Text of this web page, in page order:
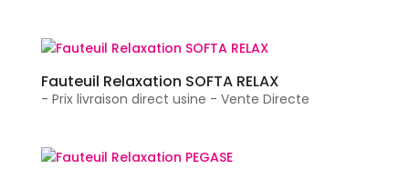
Fauteuil Relaxation SOFTA RELAX
- Prix livraison direct usine - Vente Directe